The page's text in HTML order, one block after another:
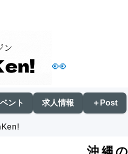
👀
ント 求人情報 ＋Post
沖縄